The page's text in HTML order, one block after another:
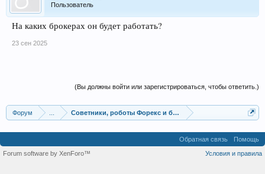
Пользователь
На каких брокерах он будет работать?
23 сен 2025
(Вы должны войти или зарегистрироваться, чтобы ответить.)
Форум Советники, роботы Форекс и бинарных опционов
Обратная связь
Помощь
Условия и правила
Forum software by XenForo™